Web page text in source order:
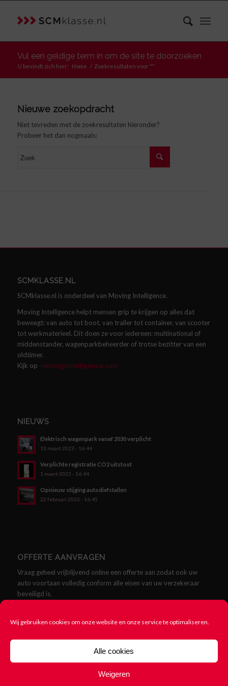
Wij gebruiken cookies om onze website en onze service te optimaliseren.
Alle cookies
Weigeren
Vul een geldige term in om de site te doorzoeken
U bevindt zich hier: Home / Zoekresultaten voor ""
Nieuwe zoekopdracht
Niet tevreden met de zoekresultaten hieronder?
Probeer het dan nogmaals:
SCMKLASSE.NL
SCMklasse.nl is onderdeel van Moving Intelligence.
Moving Intelligence helpt mensen grip te krijgen op alles dat
beweegt: van auto tot boot, van trailer tot container, van scooter
tot werkmaterieel. Dit doen ze voor iedereen: multinational of
middenstander, wagenparkbeheerder of trotse bezitter van een
oldtimer.
Kijk op movingintelligence.com
NIEUWS
Elektrisch wagenpark vanaf 2030 verplicht
13 maart 2023 - 16:44
Verplichte registratie CO2 uitstoot
1 maart 2023 - 16:44
Opnieuw stijging autodiefstallen
22 februari 2023 - 16:45
OFFERTE AANVRAGEN
Vraag geheel vrijblijvend online een offerte aan zodat ook uw
auto voortaan volledig conform alle eisen van uw verzekeraar
beveiligd is.
© Copyright - SCMklasse.nl - Alles over SCM Klasse Alarmen -